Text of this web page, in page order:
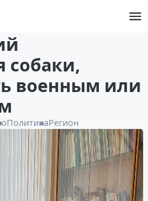
собаки,
военным или
ПолитикаРегион